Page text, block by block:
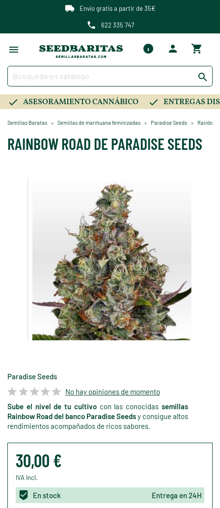
Envío gratis a partir de 35€
622 335 747

ASESORAMIENTO CANNÁBICO ENTREGAS
Semillas Baratas Semillas de marihuana feminizadas Paradise Seeds Rainbow
RAINBOW ROAD DE PARADISE SEEDS
Paradise Seeds
No hay opiniones de momento
Sube el nivel de tu cultivocon las conocidassemillas
Rainbow Road del banco Paradise Seedsy consigue altos
rendimientos acompañados de ricos sabores.
30,00 €
IVA Incl.
En stock Entrega en 24H